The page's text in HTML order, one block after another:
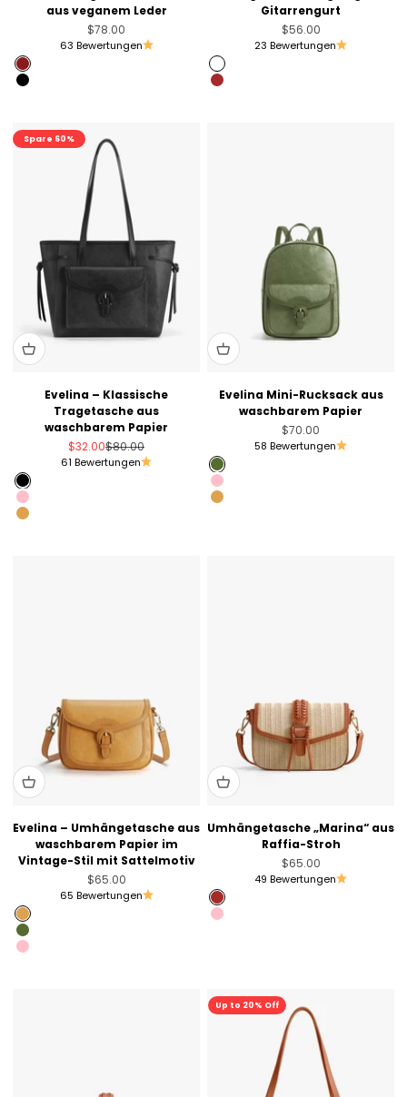
aus veganem Leder
Angebot
$78.00
63 Bewertungen
Angola Red
Black
Gitarrengurt
Angebot
$56.00
23 Bewertungen
White
Brown
Spare 60%
Evelina – Klassische
Tragetasche aus
waschbarem Papier
Angebot
$32.00Regulärer Preis
$80.00
61 Bewertungen
Black
Pink
Amber Orange
Evelina Mini-Rucksack aus
waschbarem Papier
Angebot
$70.00
58 Bewertungen
Olive Green
Pink
Amber Orange
Evelina – Umhängetasche aus
waschbarem Papier im
Vintage-Stil mit Sattelmotiv
Angebot
$65.00
65 Bewertungen
Amber Orange
Olive Green
Pink
Umhängetasche „Marina“ aus
Raffia-Stroh
Angebot
$65.00
49 Bewertungen
Brown
Pink
Up to 20% Off